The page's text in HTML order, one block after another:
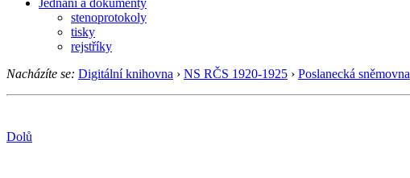
stenoprotokoly
tisky
rejstříky
Nacházíte se: Digitální knihovna › NS RČS 1920-1925 › Poslanecká sněmovna
Dolů